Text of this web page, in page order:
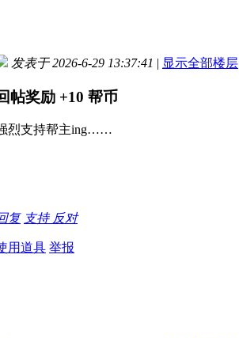
发表于 2026-6-29 13:37:41 | 显示全部楼层
帖奖励 +10 帮币
烈支持帮主ing……
复 支持 反对
用道具 举报